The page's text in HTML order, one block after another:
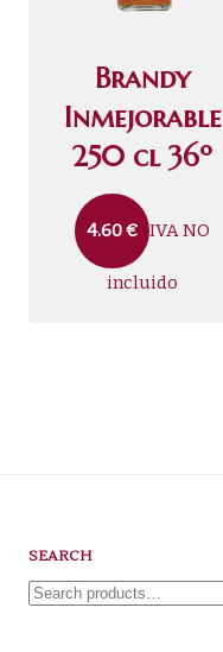
Brandy
Inmejorable
250 cl 36º
4.60€ IVA NO
incluido
SEARCH
Search